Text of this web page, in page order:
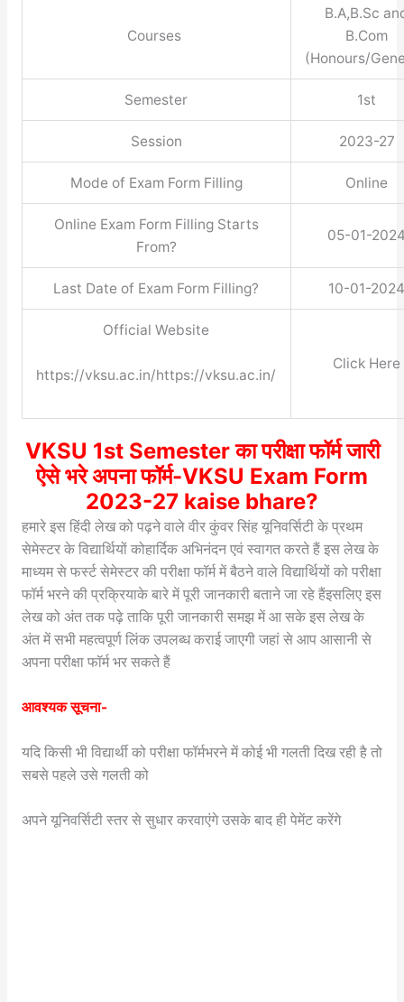
Courses
B.A,B.Sc
B.Com
(Honours/
Semester 1st
Session 2023-27
Mode of Exam Form Filling Online
Online Exam Form Filling Starts
From?
05-01-
Last Date of Exam Form Filling? 10-01-
Official Website
https://vksu.ac.in/https://vksu.ac.in/
Click Here
VKSU 1st Semester का परीक्षा फॉर्म जारी
ऐसे भरे अपना फॉर्म-VKSU Exam Form
2023-27 kaise bhare?
हमारे इस हिंदी लेख को पढ़ने वाले वीर कुंवर सिंह यूनिवर्सिटी के प्रथम
सेमेस्टर के विद्यार्थियों कोहार्दिक अभिनंदन एवं स्वागत करते हैं इस लेख के
माध्यम से फर्स्ट सेमेस्टर की परीक्षा फॉर्म में बैठने वाले विद्यार्थियों को परीक्षा
फॉर्म भरने की प्रक्रियाके बारे में पूरी जानकारी बताने जा रहे हैंइसलिए इस
लेख को अंत तक पढ़े ताकि पूरी जानकारी समझ में आ सके इस लेख के
अंत में सभी महत्वपूर्ण लिंक उपलब्ध कराई जाएगी जहां से आप आसानी से
अपना परीक्षा फॉर्म भर सकते हैं
आवश्यक सूचना-
यदि किसी भी विद्यार्थी को परीक्षा फॉर्मभरने में कोई भी गलती दिख रही है तो
सबसे पहले उसे गलती को
अपने यूनिवर्सिटी स्तर से सुधार करवाएंगे उसके बाद ही पेमेंट करेंगे